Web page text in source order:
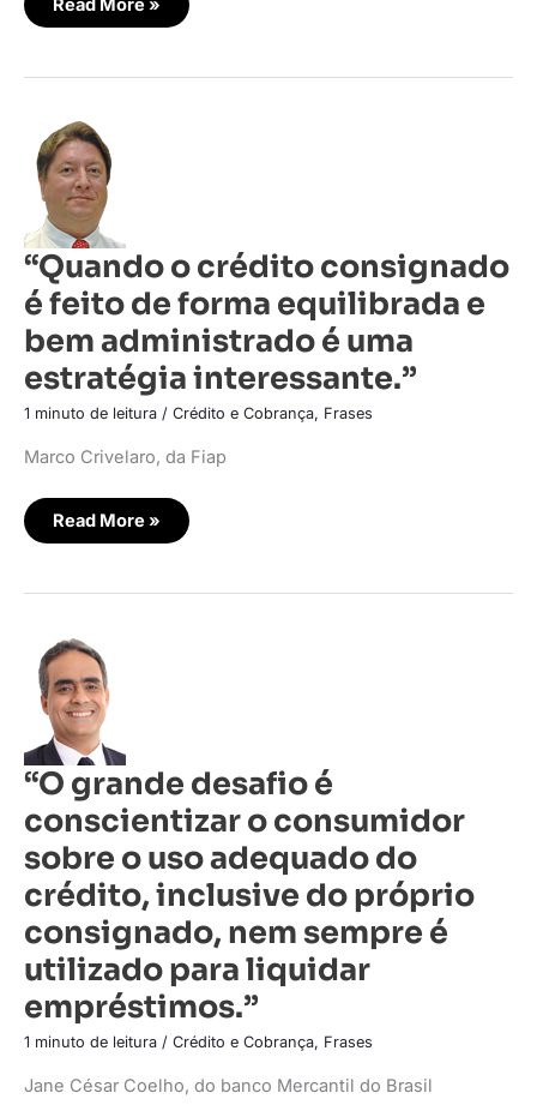
Read More »
“Quando o crédito consignado
é feito de forma equilibrada e
bem administrado é uma
estratégia interessante.”
1 minuto de leitura / Crédito e Cobrança, Frases
Marco Crivelaro, da Fiap
“Quando
o
crédito
consignado
feito
de
forma
equilibrada
e
bem
administrado
é
uma
estratégia
interessante.”
Read More »
“O grande desafio é
conscientizar o consumidor
sobre o uso adequado do
crédito, inclusive do próprio
consignado, nem sempre é
utilizado para liquidar
empréstimos.”
1 minuto de leitura / Crédito e Cobrança, Frases
Jane César Coelho, do banco Mercantil do Brasil
“O
grande
desafio
é
conscientizar
o
consumidor
sobre
o
uso
adequado
do
crédito,
inclusive
do
próprio
consignado,
nem
sempre
é
utilizado
para
liquidar
empréstimos.”